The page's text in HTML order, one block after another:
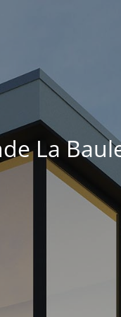
La